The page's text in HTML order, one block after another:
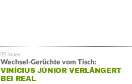
Wechsel-Gerüchte vom Tisch:
VINÍCIUS JÚNIOR VERLÄNGERT
BEI REAL